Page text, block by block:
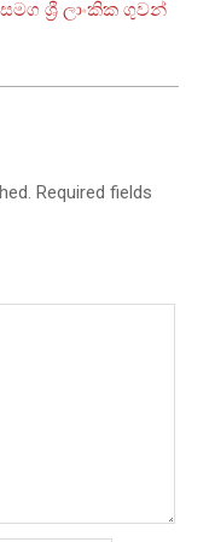
ශ්‍රී ලාංකික ගුවන්
Required fields